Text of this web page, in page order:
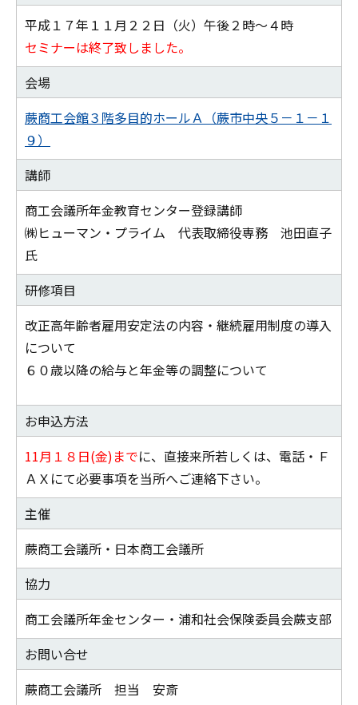
平成１７年１１月２２日（火）午後２時～４時
セミナーは終了致しました。
会場
蕨商工会館３階多目的ホールＡ（蕨市中央５－１－１
９）
講師
商工会議所年金教育センター登録講師
㈱ヒューマン・プライム 代表取締役専務 池田直子
氏
研修項目
改正高年齢者雇用安定法の内容・継続雇用制度の導入
について
６０歳以降の給与と年金等の調整について
お申込方法
11月１８日(金)までに、直接来所若しくは、電話・Ｆ
ＡＸにて必要事項を当所へご連絡下さい。
主催
蕨商工会議所・日本商工会議所
協力
商工会議所年金センター・浦和社会保険委員会蕨支部
お問い合せ
蕨商工会議所 担当 安斎